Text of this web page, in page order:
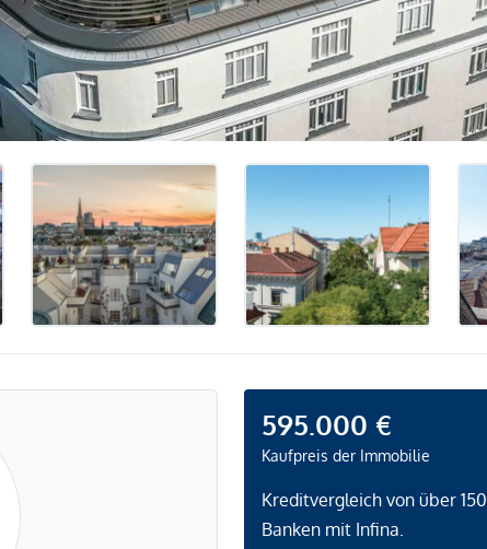
595.000 €
Kaufpreis der Immobilie
Kreditvergleich von über 150
Banken mit Infina.